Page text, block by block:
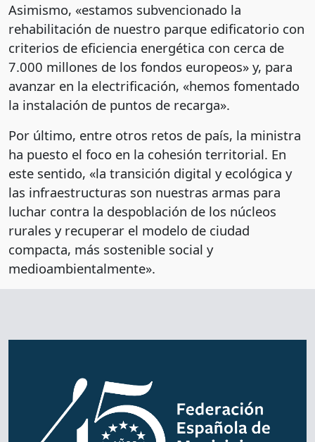
Asimismo, «estamos subvencionado la
rehabilitación de nuestro parque edificatorio con
criterios de eficiencia energética con cerca de
7.000 millones de los fondos europeos» y, para
avanzar en la electrificación, «hemos fomentado
la instalación de puntos de recarga».
Por último, entre otros retos de país, la ministra
ha puesto el foco en la cohesión territorial. En
este sentido, «la transición digital y ecológica y
las infraestructuras son nuestras armas para
luchar contra la despoblación de los núcleos
rurales y recuperar el modelo de ciudad
compacta, más sostenible social y
medioambientalmente».